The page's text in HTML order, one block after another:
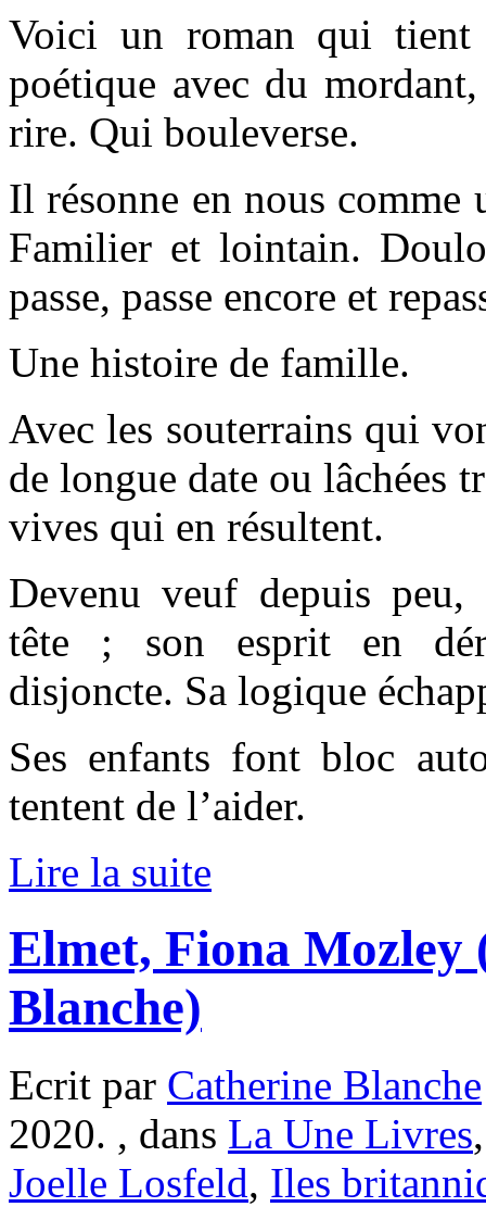
Voici un roman qui tient
poétique avec du
rire. Qui bouleverse.
Il résonne en nous comme
Familier et lointain.
passe, passe encore et
Une histoire de famille.
Avec les souterrains qui
de longue date ou lâchées
vives qui en résultent.
Devenu veuf depuis
tête ; son esprit en
disjoncte. Sa logique
Ses enfants font bloc
tentent de l’aider.
Lire la suite
Elmet, Fiona Mozley
Blanche)
Ecrit par Catherine Blanche
2020. , dans La Une Livres
Joelle Losfeld, Iles